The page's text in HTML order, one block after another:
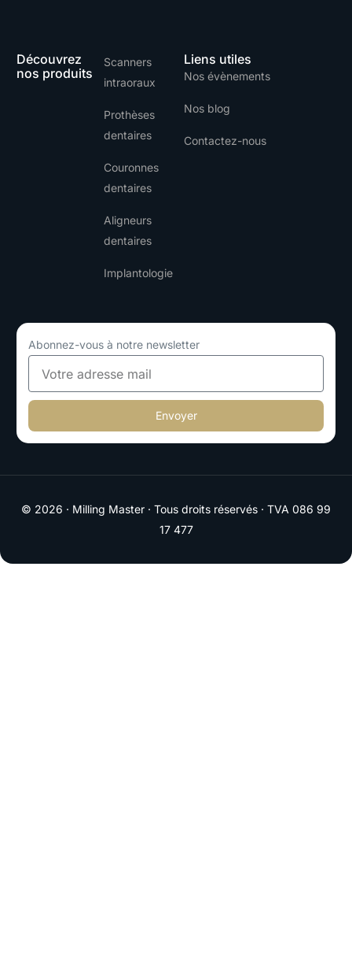
Découvrez
nos produits
Scanners
intraoraux
Prothèses
dentaires
Couronnes
dentaires
Aligneurs
dentaires
Implantologie
Liens utiles
Nos évènements
Nos blog
Contactez-nous
Abonnez-vous à notre newsletter
Envoyer
© 2026 · Milling Master · Tous droits réservés · TVA 086 99
17 477